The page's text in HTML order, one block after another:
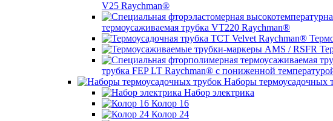
V25 Raychman®
термоусаживаемая трубка VT220 Raychman®
трубка FEP LT Raychman® с пониженной
Наборы термоусадочных
Набор электрика
Колор 16
Колор 24